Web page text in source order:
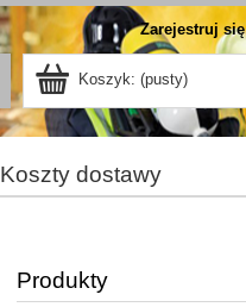
Zarejestruj się
Koszyk: (pusty)
Koszty dostawy
Produkty